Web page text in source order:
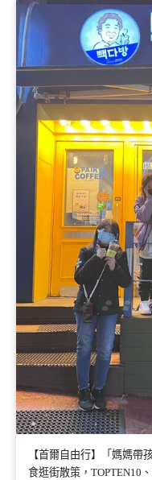
【首爾自由行】「媽媽帶
食逛街散策，TOPTEN10